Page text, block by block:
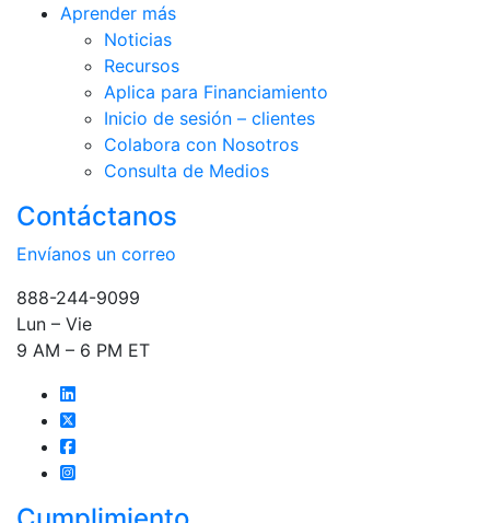
Aprender más
Noticias
Recursos
Aplica para Financiamiento
Inicio de sesión – clientes
Colabora con Nosotros
Consulta de Medios
Contáctanos
Envíanos un correo
888-244-9099
Lun – Vie
9 AM – 6 PM ET